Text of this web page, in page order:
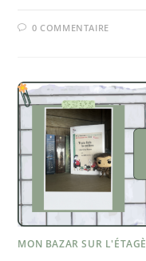
0 COMMENTAIRE
MON BAZAR SUR